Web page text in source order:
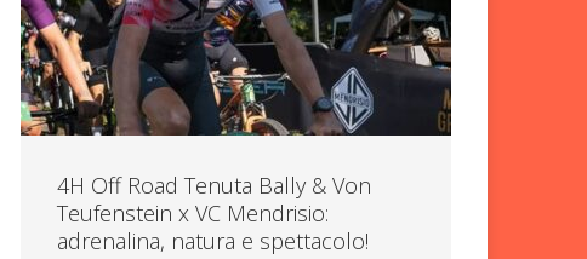
4H Off Road Tenuta Bally & Von
Teufenstein x VC Mendrisio:
adrenalina, natura e spettacolo!